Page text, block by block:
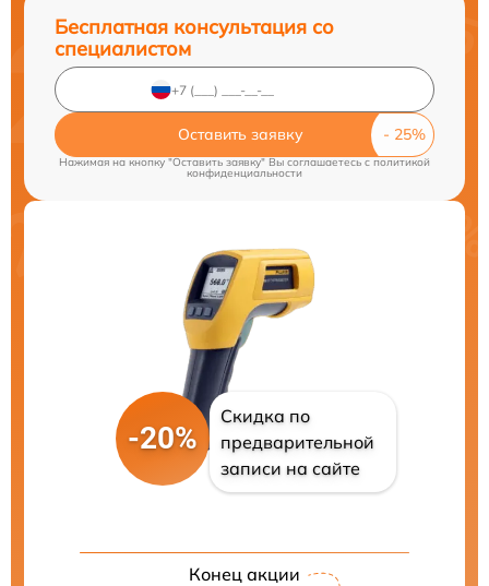
Бесплатная консультация со
специалистом
Оставить заявку
Нажимая на кнопку "Оставить заявку" Вы соглашаетесь cполитикой
конфиденциальности
-20%
Скидка по
предварительной
записи на сайте
Конец акции